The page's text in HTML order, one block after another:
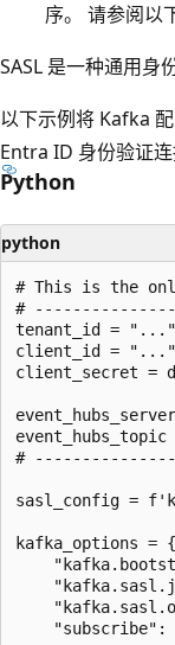
序。 请参阅以
SASL 是一种通用身
以下示例将 Kafka
Entra ID 身份验证连
Python
python
# This is the
#
tenant_id = "..."
client_id = "..."
client_secret =
#
sasl_config =
kafka_options = {
"subscribe":